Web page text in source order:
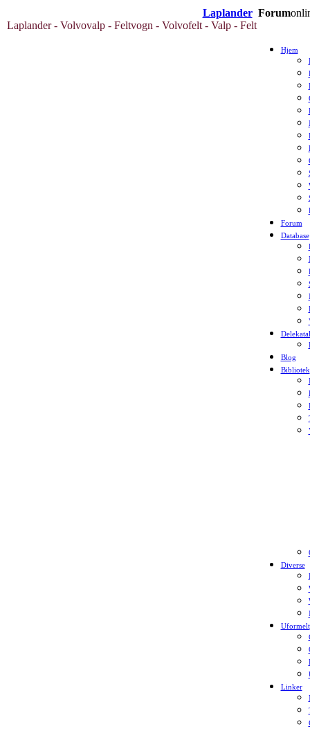
Laplander Forum
Laplander - Volvovalp - Feltvogn - Volvofelt - Valp - Felt
Hjem
Forum
Database
Blog
Bibliotek
Diverse
Uformelt
Linker